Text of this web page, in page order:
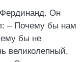
Он
– Почему бы нам
бы не
великолепный,